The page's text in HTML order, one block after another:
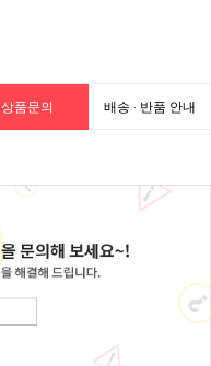
상품문의 배송 · 반품 안내